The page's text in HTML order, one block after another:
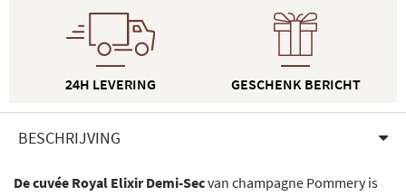
24H LEVERING GESCHENK BERICHT
BESCHRIJVING
De cuvée Royal Elixir Demi-Secvan champagne Pommery is